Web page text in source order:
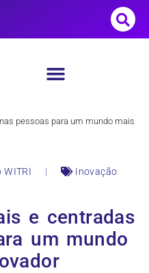
pessoas para um mundo mais
WITRI Inovação
e centradas
um mundo